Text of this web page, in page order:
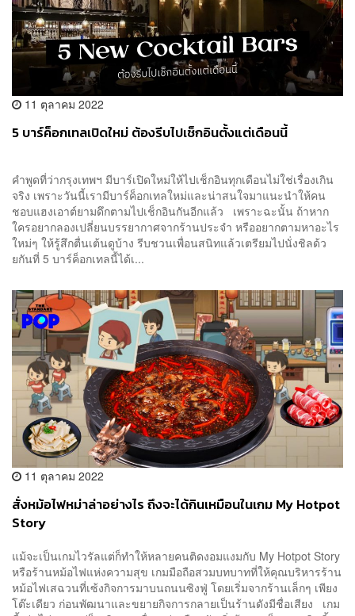
11 ตุลาคม 2022
5 บาร์ค็อกเทลเปิดใหม่ ต้องรีบไปเช็กอินตั้งแต่เดือนนี้
คำพูดที่ว่ากรุงเทพฯ มีบาร์เปิดใหม่ให้ไปเช็กอินทุกเดือนไม่ใช่เรื่องเกิน
จริง เพราะวันนี้เรามีบาร์ค็อกเทลใหม่และน่าสนใจมาแนะนำให้คน
ชอบแฮงเอาต์ยามดึกตามไปเช็กอินกันอีกแล้ว เพราะฉะนั้น ถ้าหาก
ใครอยากลองเปลี่ยนบรรยากาศจากร้านประจำ หรืออยากตามหาอะไร
ใหม่ๆ ให้รู้สึกตื่นเต้นดูบ้าง รีบชวนเพื่อนสนิทแล้วเตรียมไปนั่งชิลด้ว
ยกันที่ 5 บาร์ค็อกเทลนี้ได้เ...
11 ตุลาคม 2022
สั่งหม้อไฟหม่าล่าอย่างไร ถึงจะได้กินเหมือนในเกม My Hotpot
Story
แม้จะเป็นเกมไวรัลแต่ก็ทำให้หลายคนติดงอมแงมกับ My Hotpot Story
หรือร้านหม้อไฟแห่งความสุข เกมมือถือสวมบทบาทที่ให้คุณบริหารร้าน
หม้อไฟเสฉวนที่เซ้งกิจการมาบนถนนซิงฟู่ โดยเริ่มจากร้านเล็กๆ เพียง
โต๊ะเดียว ก่อนพัฒนาและขยายกิจการกลายเป็นร้านดังมีชื่อเสียง เกม